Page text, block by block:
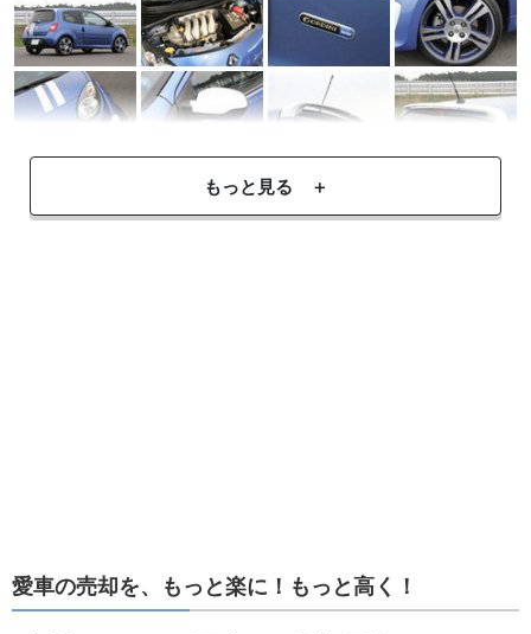
もっと見る ＋
愛車の売却を、もっと楽に！もっと高く！